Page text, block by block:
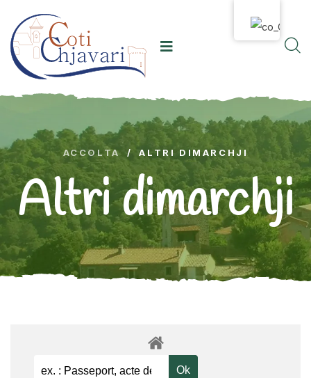
ACCOLTA / ALTRI DIMARCHJI
Altri dimarchji